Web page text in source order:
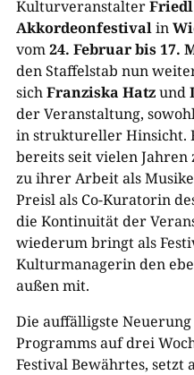
Kulturveranstalter
Akkordeonfestivalin
vom24. Februar bis 17.
den Staffelstab nun
sichFranziska Hatzund
der Veranstaltung,
in struktureller Hinsicht.
bereits seit vielen
zu ihrer Arbeit als
Preisl als Co-Kuratorin
die Kontinuität der
wiederum bringt als
Kulturmanagerin den
außen mit.
Die auffälligste
Programms auf drei
Festival Bewährtes, setzt